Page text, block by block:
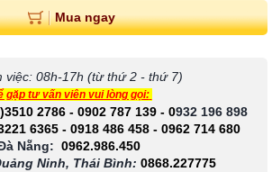
Mua ngay
việc: 08h-17h (từ thứ 2 - thứ 7)
gặp tư vấn viên vui lòng gọi:
2786 - 0902 787 139- 0932 196 898
6365 - 0918 486 458 - 0962 714 680
Nẵng: 0962.986.450
Ninh, Thái Bình: 0868.227775